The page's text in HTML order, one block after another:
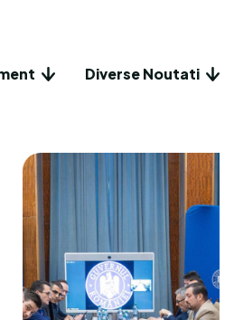
Diverse Noutati